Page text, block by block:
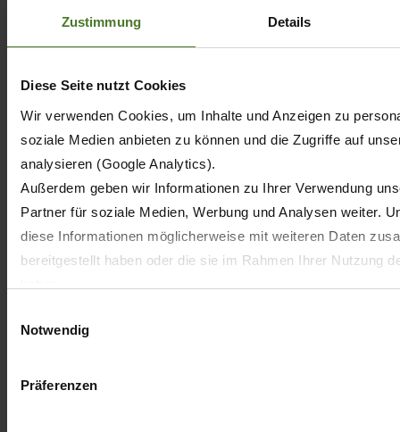
Zustimmung Details
Diese Seite nutzt Cookies
Wir verwenden Cookies, um Inhalte und Anzeigen zu
soziale Medien anbieten zu können und die Zugriffe auf
analysieren (Google Analytics).
Außerdem geben wir Informationen zu Ihrer Verwendung
Partner für soziale Medien, Werbung und Analysen weiter.
diese Informationen möglicherweise mit weiteren Daten
bereitgestellt haben oder die sie im Rahmen Ihrer Nutzung
EU mit abweichenden Datenschutzbestimmungen ein,
kann.
Notwendig
Präferenzen
Особо мощные
KRONE
BiG X 680 · 780 · 860 · 980 · 1080 ·
1180